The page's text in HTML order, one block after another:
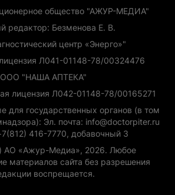
общество "АЖУР-МЕДИА"
редактор: Безменова Е. В.
центр «Энерго»"
Л041-01148-78/00324476
ООО "НАША АПТЕКА"
лицензия Л042-01148-78/00165271
для государственных органов (в том
Эл. почта: info@doctorpiter.ru
416-7770, добавочный 3
АО «Ажур-Медиа», 2026. Любое
материалов сайта без разрешения
воспрещается.